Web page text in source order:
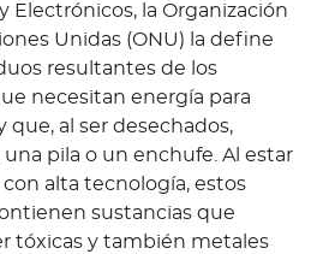
Electrónicos, la Organización
Unidas (ONU) la define
resultantes de los
necesitan energía para
que, al ser desechados,
pila o un enchufe. Al estar
alta tecnología, estos
sustancias que
tóxicas y también metales